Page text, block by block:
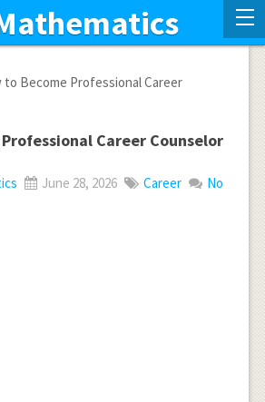
to Become Professional Career
Career Counselor
June 28, 2026 Career
No